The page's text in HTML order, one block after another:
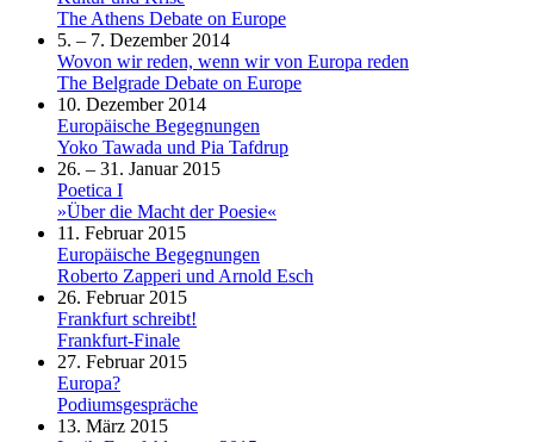
The Athens Debate on Europe
5. – 7. Dezember 2014
Wovon wir reden, wenn wir von Europa reden
The Belgrade Debate on Europe
10. Dezember 2014
Europäische Begegnungen
Yoko Tawada und Pia Tafdrup
26. – 31. Januar 2015
Poetica I
»Über die Macht der Poesie«
11. Februar 2015
Europäische Begegnungen
Roberto Zapperi und Arnold Esch
26. Februar 2015
Frankfurt schreibt!
Frankfurt-Finale
27. Februar 2015
Europa?
Podiumsgespräche
13. März 2015